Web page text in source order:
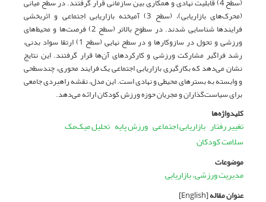
(محرک‌های بازاریابی)، (سطح 3) آمیخته بازاریابی اجتماعی و اثربخشی
فرایندها شناسایی شدند. در سطوح بالاتر (سطح 2) فرصت‌ها و محیط‌های
ورزشی و تحول در سازوکارها و در سطح نهایی (سطح 1) ارتقا سواد بدنی،
رشد فراگیر مشارکت ورزشی و کارکردهای آن‌ها قرار گرفتند. این نتایج
نشان می‌دهد که بکارگیری بازاریابی اجتماعی یک فرایند محوری، چندسطحی
و وابسته به بسترهای محیطی و نهادی است. این مدل، نقشه راهبردی جامعی
برای سیاست‌گذاران و مجریان حوزه ورزش کودکان ارائه می‌دهد.
کلیدواژه‌ها
تغییر رفتار بازاریابی اجتماعی ورزش پایه تحلیل میک‌مک
سلامت کودکان
موضوعات
مدیریت ورزشی، بازاریابی
عنوان مقاله[English]